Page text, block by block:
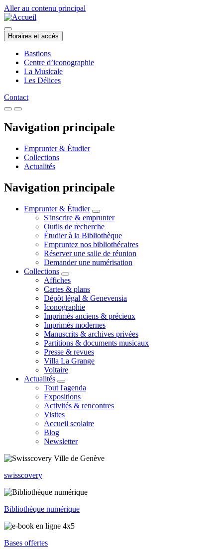
Aller au contenu principal
Horaires et accès
Bastions
Centre d’iconographie
La Musicale
Les Délices
Contact
Navigation principale
Emprunter & Étudier
Collections
Actualités
Navigation principale
Emprunter & Étudier
S'inscrire & emprunter
Outils de recherche
Étudier à la Bibliothèque
Empruntez nos bibliothécaires
Réserver une salle de réunion
Demander une numérisation
Collections
Affiches
Cartes & plans
Dépôt légal & Genevensia
Iconographie
Imprimés anciens & précieux
Imprimés modernes
Manuscrits & archives privées
Partitions & documents musicaux
Presse & revues
Villa La Grange
Voltaire
Actualités
Tout l'agenda
Expositions
Activités & rencontres
Visites
Accueil scolaire
Blog
Newsletter
swisscovery
Bibliothèque numérique
Bases offertes